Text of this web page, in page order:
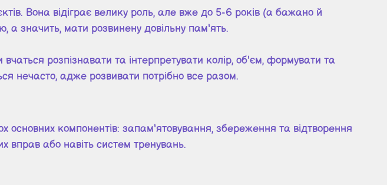
Вона відіграє велику роль, але вже до 5-6 років (а бажано й
а значить, мати розвинену довільну пам'ять.
вчаться розпізнавати та інтерпретувати колір, об'єм, формувати та
нечасто, адже розвивати потрібно все разом.
основних компонентів: запам'ятовування, збереження та відтворення
вправ або навіть систем тренувань.